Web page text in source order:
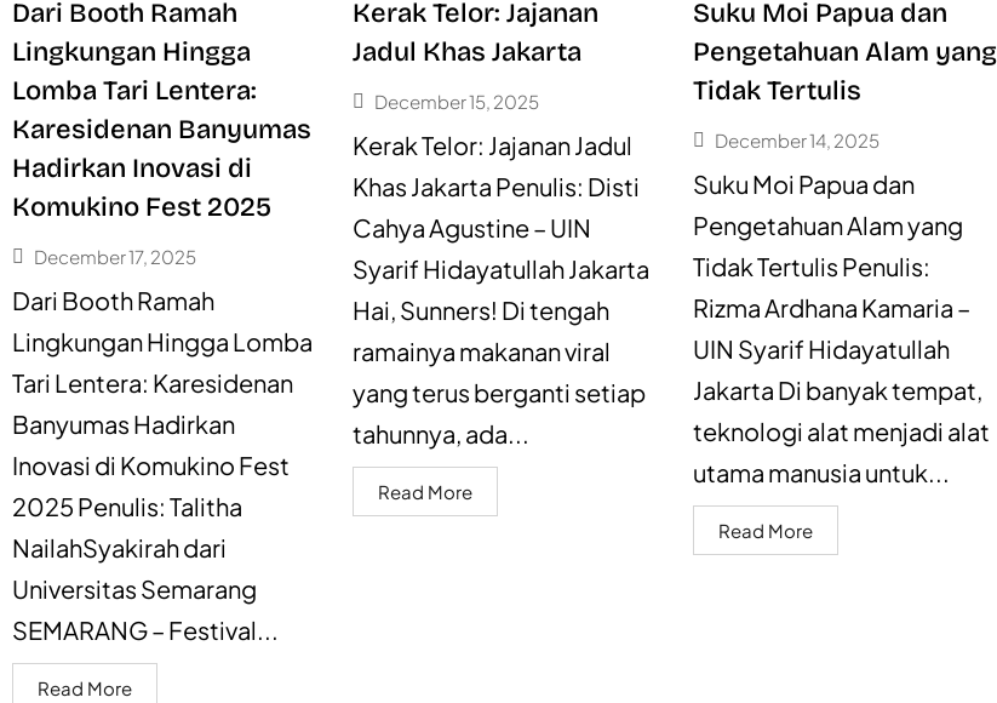
Dari Booth Ramah
Lingkungan Hingga
Lomba Tari Lentera:
Karesidenan Banyumas
Hadirkan Inovasi di
Komukino Fest 2025
December 17, 2025
Dari Booth Ramah
Lingkungan Hingga Lomba
Tari Lentera: Karesidenan
Banyumas Hadirkan
Inovasi di Komukino Fest
2025 Penulis: Talitha
NailahSyakirah dari
Universitas Semarang
SEMARANG – Festival...
Read More
Kerak Telor: Jajanan
Jadul Khas Jakarta
December 15, 2025
Kerak Telor: Jajanan Jadul
Khas Jakarta Penulis: Disti
Cahya Agustine – UIN
Syarif Hidayatullah Jakarta
Hai, Sunners! Di tengah
ramainya makanan viral
yang terus berganti setiap
tahunnya, ada...
Read More
Suku Moi Papua dan
Pengetahuan Alam yang
Tidak Tertulis
December 14, 2025
Suku Moi Papua dan
Pengetahuan Alam yang
Tidak Tertulis Penulis:
Rizma Ardhana Kamaria –
UIN Syarif Hidayatullah
Jakarta Di banyak tempat,
teknologi alat menjadi alat
utama manusia untuk...
Read More